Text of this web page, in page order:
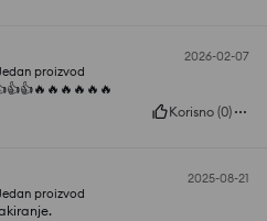
2026-02-07
proizvod
Korisno (0)
2025-08-21
proizvod